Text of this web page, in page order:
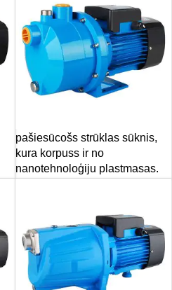
pašiesūcošs strūklas sūknis,
kura korpuss ir no
nanotehnoloģiju plastmasas.